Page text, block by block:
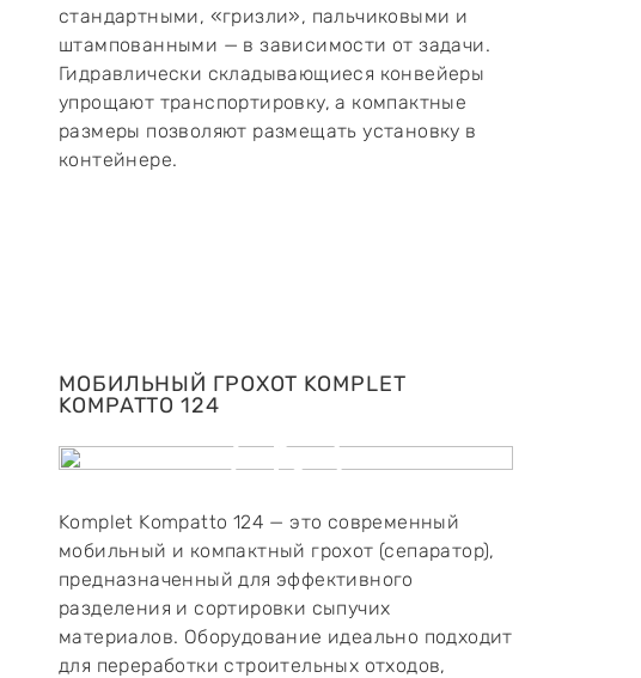
стандартными, «гризли», пальчиковыми и
штампованными — в зависимости от задачи.
Гидравлически складывающиеся конвейеры
упрощают транспортировку, а компактные
размеры позволяют размещать установку в
контейнере.
МОБИЛЬНЫЙ ГРОХОТ KOMPLET
KOMPATTO 124
Komplet Kompatto 124 — это современный
мобильный и компактный грохот (сепаратор),
предназначенный для эффективного
разделения и сортировки сыпучих
материалов. Оборудование идеально подходит
для переработки строительных отходов,